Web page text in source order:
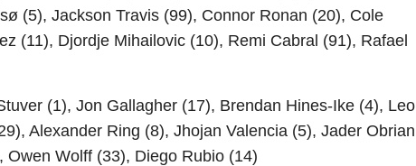
(5), Jackson Travis (99), Connor Ronan (20), Cole
(11), Djordje Mihailovic (10), Remi Cabral (91), Rafael
(1), Jon Gallagher (17), Brendan Hines-Ike (4), Leo
Alexander Ring (8), Jhojan Valencia (5), Jader Obrian
Owen Wolff (33), Diego Rubio (14)